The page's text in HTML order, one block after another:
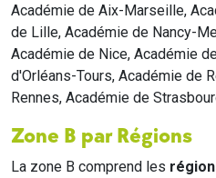
Académie de Aix-Marseille,
de Lille, Académie de Nancy-
Académie de Nice, Académie
d'Orléans-Tours, Académie de
Rennes, Académie de
Zone B par Régions
La zone B comprend les